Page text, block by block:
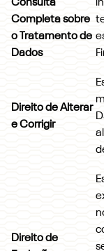
Consulta
Completa sobre
o Tratamento de
Dados
Direito de Alterar
e Corrigir
Direito de